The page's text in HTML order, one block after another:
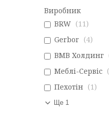
Виробник
BRW
11
Gerbor
4
ВМВ Холдинг
Меблі-Сервіс
Пехотін
1
Ще 1